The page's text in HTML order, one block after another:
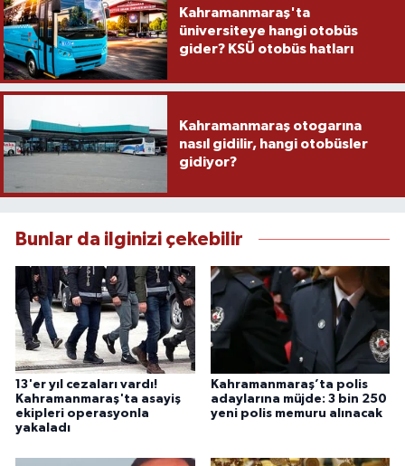
Kahramanmaraş'ta
üniversiteye hangi otobüs
gider? KSÜ otobüs hatları
Kahramanmaraş otogarına
nasıl gidilir, hangi otobüsler
gidiyor?
Bunlar da ilginizi çekebilir
13'er yıl cezaları vardı!
Kahramanmaraş'ta asayiş
ekipleri operasyonla
yakaladı
Kahramanmaraş’ta polis
adaylarına müjde: 3 bin 250
yeni polis memuru alınacak